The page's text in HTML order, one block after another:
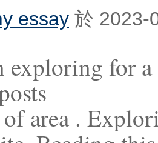
essay 於 2023-
exploring for
area .